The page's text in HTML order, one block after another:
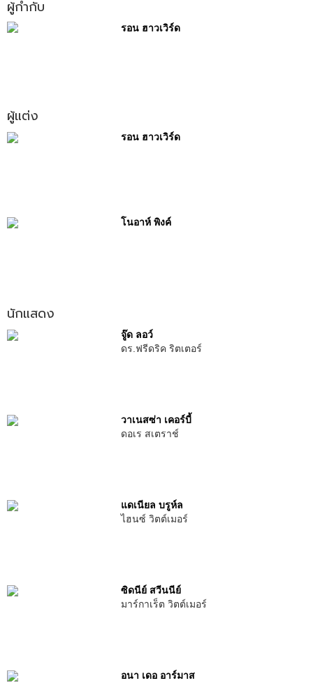
ผู้กำกับ
รอน ฮาวเวิร์ด
ผู้แต่ง
รอน ฮาวเวิร์ด
โนอาห์ พิงค์
นักแสดง
จู๊ด ลอว์
ดร.ฟรีดริค ริตเตอร์
วาเนสซ่า เคอร์บี้
ดอเร สเตราช์
แดเนียล บรูห์ล
ไฮนซ์ วิตต์เมอร์
ซิดนีย์ สวีนนีย์
มาร์กาเร็ต วิตต์เมอร์
อนา เดอ อาร์มาส